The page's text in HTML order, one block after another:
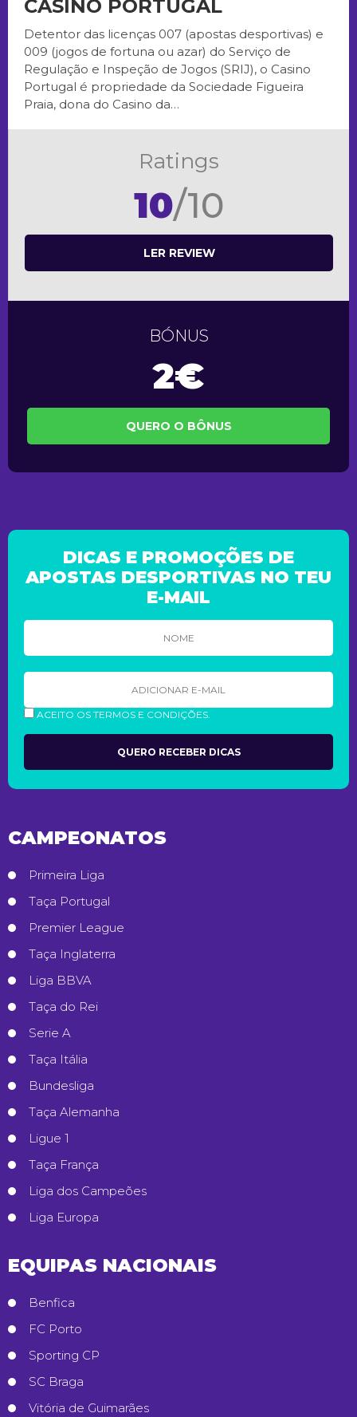
CASINO PORTUGAL
Detentor das licenças 007 (apostas desportivas) e
009 (jogos de fortuna ou azar) do Serviço de
Regulação e Inspeção de Jogos (SRIJ), o Casino
Portugal é propriedade da Sociedade Figueira
Praia, dona do Casino da…
Ratings
10/10
LER REVIEW
BÓNUS
2€
QUERO O BÔNUS
DICAS E PROMOÇÕES DE
APOSTAS DESPORTIVAS NO TEU
E-MAIL
ACEITO OS TERMOS E CONDIÇÕES.
CAMPEONATOS
Primeira Liga
Taça Portugal
Premier League
Taça Inglaterra
Liga BBVA
Taça do Rei
Serie A
Taça Itália
Bundesliga
Taça Alemanha
Ligue 1
Taça França
Liga dos Campeões
Liga Europa
EQUIPAS NACIONAIS
Benfica
FC Porto
Sporting CP
SC Braga
Vitória de Guimarães